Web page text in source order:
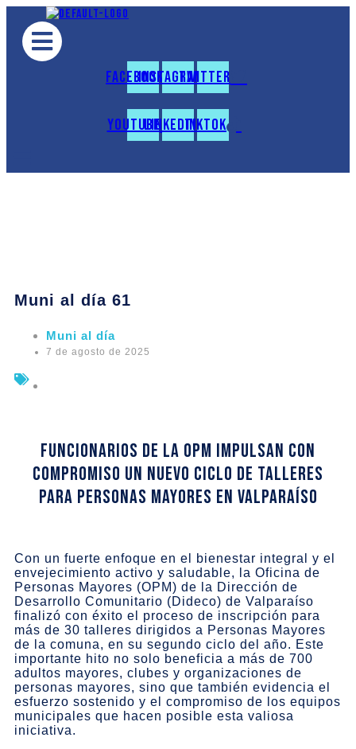
FacebookInstagramTwitter
YoutubeLinkedinTiktok
Muni al día 61
Muni al día
7 de agosto de 2025
Funcionarios de la OPM impulsan con
compromiso un nuevo ciclo de talleres
para Personas Mayores en Valparaíso
Con un fuerte enfoque en el bienestar integral y el
envejecimiento activo y saludable, la Oficina de
Personas Mayores (OPM) de la Dirección de
Desarrollo Comunitario (Dideco) de Valparaíso
finalizó con éxito el proceso de inscripción para
más de 30 talleres dirigidos a Personas Mayores
de la comuna, en su segundo ciclo del año. Este
importante hito no solo beneficia a más de 700
adultos mayores, clubes y organizaciones de
personas mayores, sino que también evidencia el
esfuerzo sostenido y el compromiso de los equipos
municipales que hacen posible esta valiosa
iniciativa.